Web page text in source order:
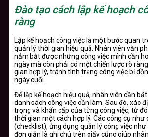
Đào tạo cách lập kế hoạch
ràng
Lập kế hoạch công việc là một bước quan
quản lý thời gian hiệu quả. Nhân viên văn
nắm bắt được những công việc mình cần
ngày mà còn phải có một chiến lược rõ
gian hợp lý, tránh tình trạng công việc bị
ngày cuối.
Để lập kế hoạch hiệu quả, nhân viên cần
danh sách công việc cần làm. Sau đó, xác
trọng và khẩn cấp của từng công việc, từ
thời gian một cách hợp lý. Các công cụ như
(checklist), ứng dụng quản lý công việc như
đơn giản là ghi chú trên giấy cũng giúp